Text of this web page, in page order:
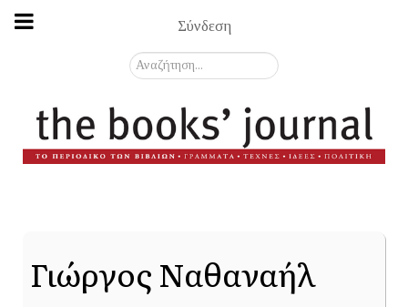
Σύνδεση
Αναζήτηση...
Γιώργος Ναθαναήλ